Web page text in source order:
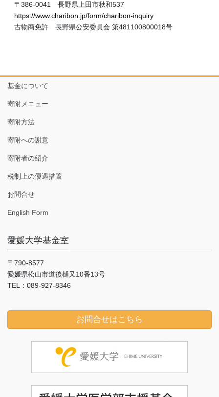
〒386-0041 長野県上田市秋和537
https://www.charibon.jp/form/charibon-inquiry
古物商免許 長野県公安委員会 第481100800018号
基金について
寄附メニュー
寄附方法
寄附への謝意
寄附者の紹介
税制上の優遇措置
お問合せ
English Form
愛媛大学基金室
〒790-8577
愛媛県松山市道後樋又10番13号
TEL：089-927-8346
お問合せはこちら